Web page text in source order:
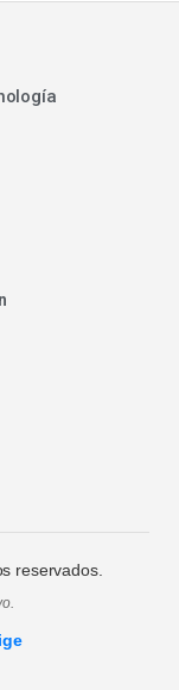
reservados.